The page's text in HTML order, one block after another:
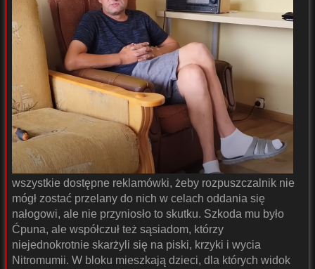
wszystkie dostępne reklamówki, żeby rozpuszczalnik nie
mógł zostać przelany do nich w celach oddania się
nałogowi, ale nie przyniosło to skutku. Szkoda mu było
Ćpuna, ale współczuł też sąsiadom, którzy
niejednokrotnie skarżyli się na piski, krzyki i wycia
Nitromumii. W bloku mieszkają dzieci, dla których widok